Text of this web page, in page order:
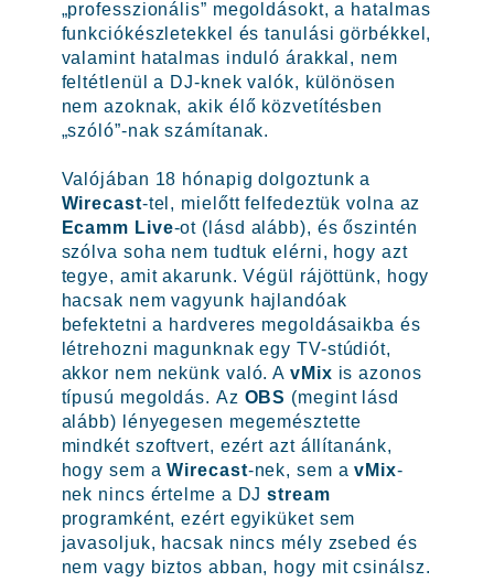
„professzionális” megoldásokt, a hatalmas
funkciókészletekkel és tanulási görbékkel,
valamint hatalmas induló árakkal, nem
feltétlenül a DJ-knek valók, különösen
nem azoknak, akik élő közvetítésben
„szóló”-nak számítanak.
Valójában 18 hónapig dolgoztunk a
Wirecast-tel, mielőtt felfedeztük volna az
Ecamm Live-ot (lásd alább), és őszintén
szólva soha nem tudtuk elérni, hogy azt
tegye, amit akarunk. Végül rájöttünk, hogy
hacsak nem vagyunk hajlandóak
befektetni a hardveres megoldásaikba és
létrehozni magunknak egy TV-stúdiót,
akkor nem nekünk való. AvMix is ​​azonos
típusú megoldás. Az OBS (megint lásd
alább) lényegesen megemésztette
mindkét szoftvert, ezért azt állítanánk,
hogy sem aWirecast-nek, sem avMix-
nek nincs értelme a DJstream
programként, ezért egyiküket sem
javasoljuk, hacsak nincs mély zsebed és
nem vagy biztos abban, hogy mit csinálsz.